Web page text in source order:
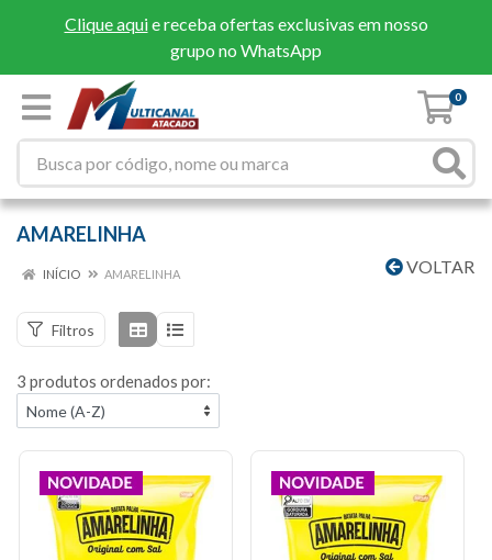
Clique aquie receba ofertas exclusivas em nosso
grupo no WhatsApp
0
AMARELINHA
VOLTAR
INÍCIO AMARELINHA
Filtros
3 produtos ordenados por: